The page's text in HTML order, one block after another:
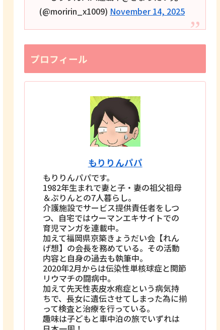
(@moririn_x1009) November 14, 2025
プロフィール
もりりんパパ
もりりんパパです。
1982年生まれで妻と子・妻の祖父祖母
＆ぷりんとの7人暮らし。
介護施設でサービス提供責任者をしつ
つ、自宅ではウーマンエキサイトでの
育児マンガを連載中。
加えて福岡県京築きょうだい会【れん
げ想】の会長を務めている。その活動
内容と自身の過去も執筆中。
2020年2月からは伝染性単核球症と関節
リウマチの闘病中。
加えて先天性表皮水疱症という病気持
ちで、長女に遺伝させてしまった為に揃
って検査と治療を行っている。
趣味は子どもと車中泊の旅でいずれは